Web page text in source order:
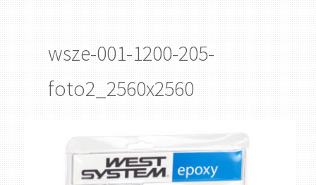
wsze-001-1200-205-
foto2_2560x2560